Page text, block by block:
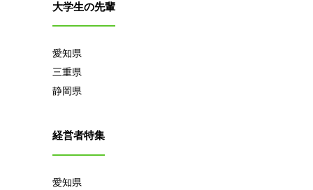
大学生の先輩
愛知県
三重県
静岡県
経営者特集
愛知県